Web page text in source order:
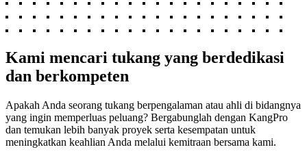
Kami mencari tukang yang berdedikasi
dan berkompeten
Apakah Anda seorang tukang berpengalaman atau ahli di bidangnya
yang ingin memperluas peluang? Bergabunglah dengan KangPro
dan temukan lebih banyak proyek serta kesempatan untuk
meningkatkan keahlian Anda melalui kemitraan bersama kami.